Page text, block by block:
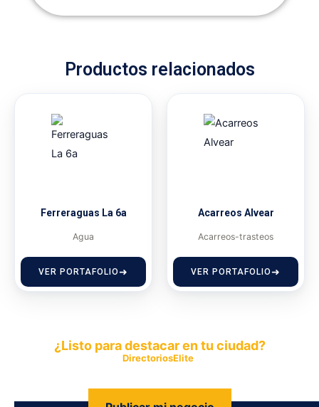
Productos relacionados
Ferreraguas La 6a
Agua
VER PORTAFOLIO
Acarreos Alvear
Acarreos-trasteos
VER PORTAFOLIO
¿Listo para destacar en tu ciudad?
DirectoriosElite